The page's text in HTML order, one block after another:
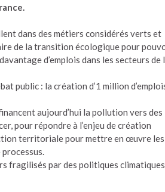
dans des métiers considérés verts et
de la transition écologique pour
d’emplois dans les secteurs de
public : la création d’1 million
aujourd’hui la pollution vers des
pour répondre à l’enjeu de création
territoriale pour mettre en œuvre les
fragilisés par des politiques